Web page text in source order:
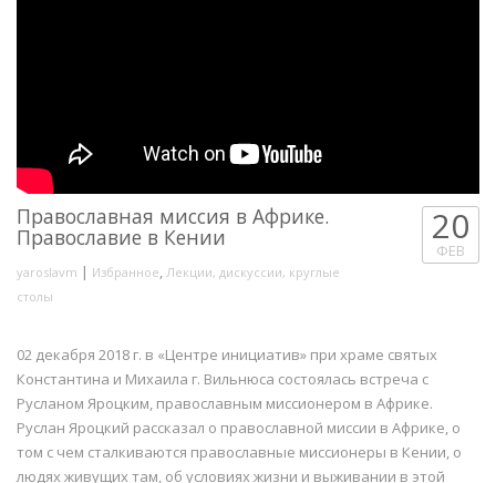
Православная миссия в Африке.
Православие в Кении
yaroslavm | Избранное Лекции, дискуссии, круглые
столы
20
ФЕВ
02 декабря 2018 г. в «Центре инициатив» при храме святых
Константина и Михаила г. Вильнюса состоялась встреча с
Русланом Яроцким, православным миссионером в Африке.
Руслан Яроцкий рассказал о православной миссии в Африке, о
том с чем сталкиваются православные миссионеры в Кении, о
людях живущих там, об условиях жизни и выживании в этой